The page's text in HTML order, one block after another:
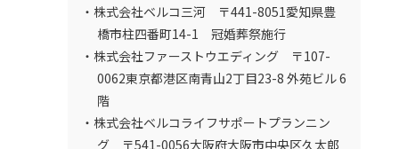
・株式会社ベルコ三河 〒441-8051愛知県豊
橋市柱四番町14-1 冠婚葬祭施行
・株式会社ファーストウエディング 〒107-
0062東京都港区南青山2丁目23-8 外苑ビル 6
階
・株式会社ベルコライフサポートプランニン
グ 〒541-0056大阪府大阪市中央区久太郎